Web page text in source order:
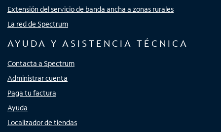
Extensión del servicio de banda ancha a zonas rurales
La red de Spectrum
AYUDA Y ASISTENCIA TÉCNICA
Contacta a Spectrum
Administrar cuenta
Paga tu factura
Ayuda
Localizador de tiendas